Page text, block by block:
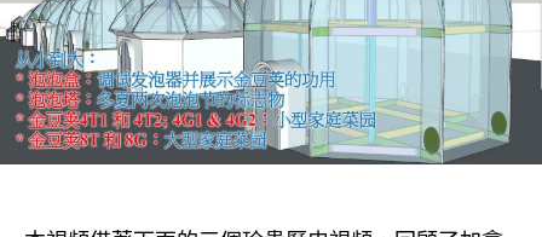
統,
經
濟
實
惠
的
整